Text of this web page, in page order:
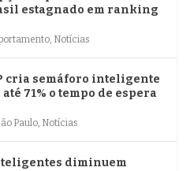
estagnado em ranking
, Notícias
cria semáforo inteligente
71% o tempo de espera
Paulo, Notícias
diminuem